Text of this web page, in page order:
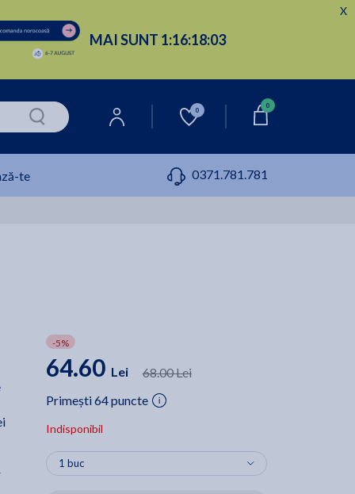
MAI SUNT 1:16:18:02
X
0
0
te 0371.781.781
-5%
64.60 Lei
68.00 Lei
Primești 64 puncte
Indisponibil